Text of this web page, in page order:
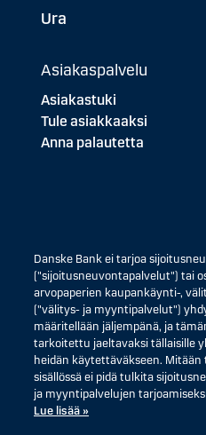
Ura
Asiakaspalvelu
Asiakastuki
Tule asiakkaaksi
Anna palautetta
Danske Bank ei tarjoa
("sijoitusneuvontapalvelut") tai
arvopaperien kaupankäynti-,
("välitys- ja myyntipalvelut")
määritellään jäljempänä, ja
tarkoitettu jaeltavaksi tällaisille
heidän käytettäväkseen.
sisällössä ei pidä tulkita
ja myyntipalvelujen
Lue lisää »